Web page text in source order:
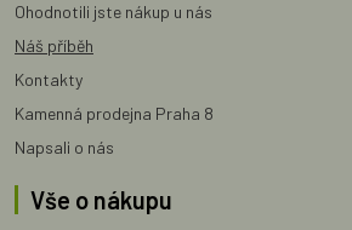
Ohodnotili jste nákup u nás
Náš příběh
Kontakty
Kamenná prodejna Praha 8
Napsali o nás
Vše o nákupu